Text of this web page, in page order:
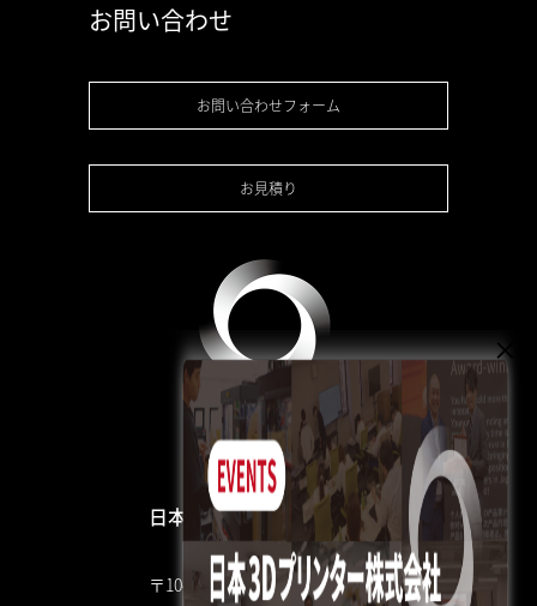
お問い合わせ
お問い合わせフォーム
お見積り
日本3Dプリンター株式会社
〒104-0053